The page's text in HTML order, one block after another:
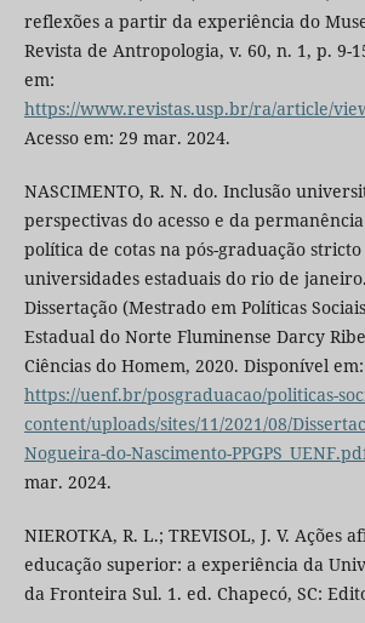
reflexões a partir da experiência do
Revista de Antropologia, v. 60, n. 1, p. 9-
em:
https://www.revistas.usp.br/ra/article/
Acesso em: 29 mar. 2024.
NASCIMENTO, R. N. do. Inclusão
perspectivas do acesso e da
política de cotas na pós-graduação stricto
universidades estaduais do rio de
Dissertação (Mestrado em Políticas
Estadual do Norte Fluminense Darcy
Ciências do Homem, 2020. Disponível em:
https://uenf.br/posgraduacao/politicas-
content/uploads/sites/11/2021/08/
Nogueira-do-Nascimento-
mar. 2024.
NIEROTKA, R. L.; TREVISOL, J. V. Ações
educação superior: a experiência da
da Fronteira Sul. 1. ed. Chapecó, SC: